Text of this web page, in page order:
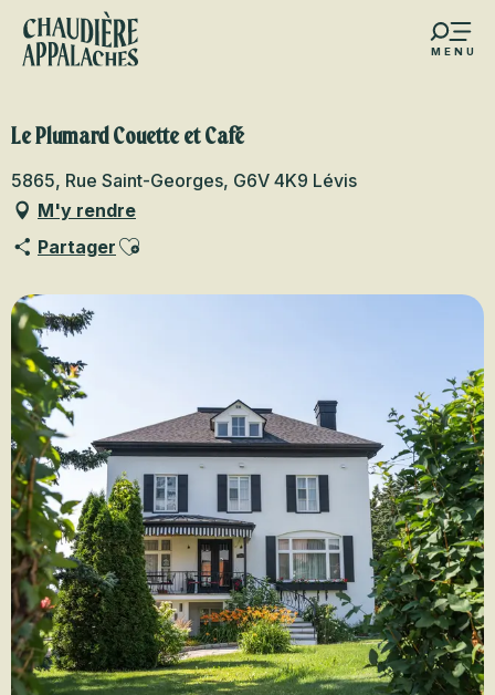
Aller
contenu
MENU
favoris
Le Plumard Couette et Café
5865, Rue Saint-Georges, G6V 4K9 Lévis
M'y rendre
Partager Ajouter aux favoris